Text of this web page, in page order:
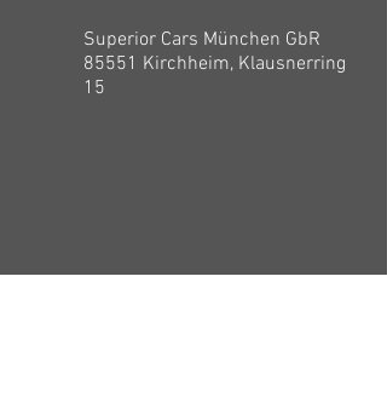
Superior Cars München GbR
85551 Kirchheim, Klausnerring
15